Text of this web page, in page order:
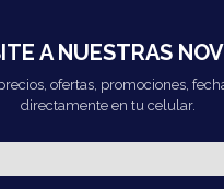
A NUESTRAS
ofertas, promociones,
directamente en tu celular.